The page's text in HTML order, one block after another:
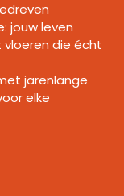
jouw leven
die écht
jarenlange
elke